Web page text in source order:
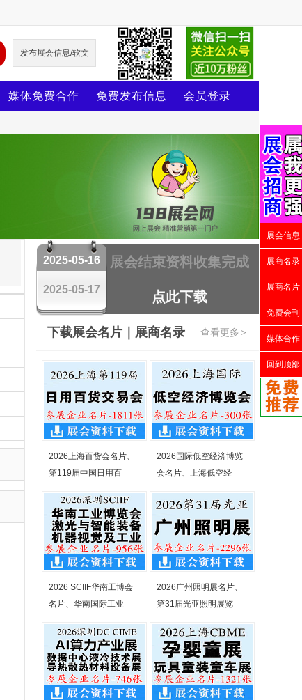
发布展会信息/软文
媒体免费合作 免费发布信息 会员登录
2025-05-16
2025-05-17
展会结束资料收集完成
点此下载
查看更多 >
下载展会名片｜展商名录
2026上海百货会名片、
第119届中国日用百
2026国际低空经济博览
会名片、上海低空经
2026 SCIIF华南工博会
名片、华南国际工业
2026广州照明展名片、
第31届光亚照明展览
展会信息
展商名录
展商名片
免费会刊
媒体合作
回到顶部